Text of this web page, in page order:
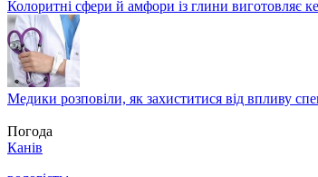
Колоритні сфери й амфори із глини виготовляє
Медики розповіли, як захиститися від впливу
Погода
Канів